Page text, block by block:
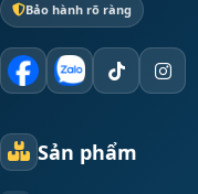
Bảo hành rõ ràng
Sản phẩm